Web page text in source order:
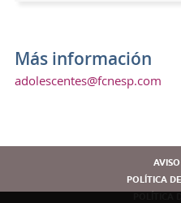
Más información
adolescentes@fcnesp.com
POLÍTICA